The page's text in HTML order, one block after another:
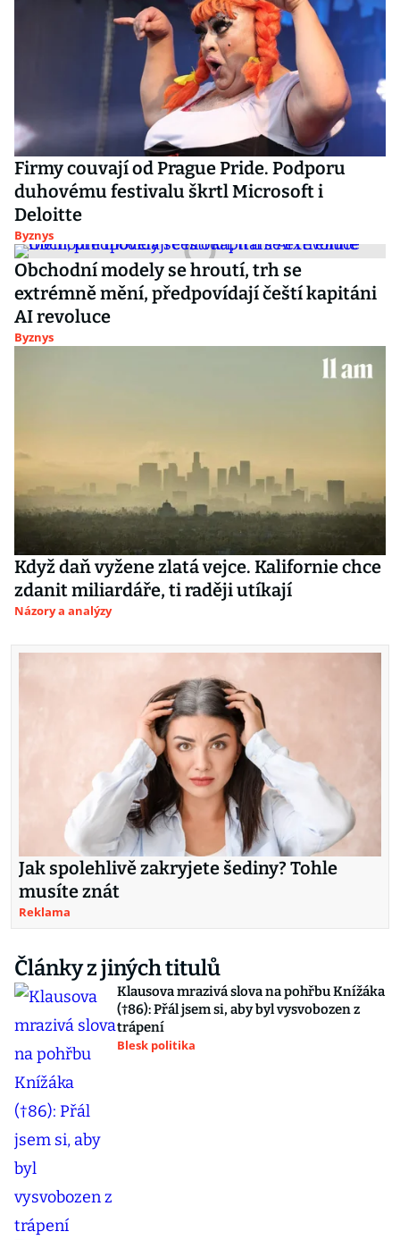
Firmy couvají od Prague Pride. Podporu
duhovému festivalu škrtl Microsoft i
Deloitte
Byznys
Obchodní modely se hroutí, trh se
extrémně mění, předpovídají čeští kapitáni
AI revoluce
Byznys
Když daň vyžene zlatá vejce. Kalifornie chce
zdanit miliardáře, ti raději utíkají
Názory a analýzy
Jak spolehlivě zakryjete šediny? Tohle
musíte znát
Reklama
Články z jiných titulů
Klausova mrazivá slova na pohřbu Knížáka
(†86): Přál jsem si, aby byl vysvobozen z
trápení
Blesk politika